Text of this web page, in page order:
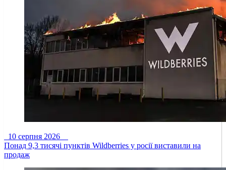
10 серпня 2026
Понад 9,3 тисячі пунктів Wildberries у росії виставили на
продаж